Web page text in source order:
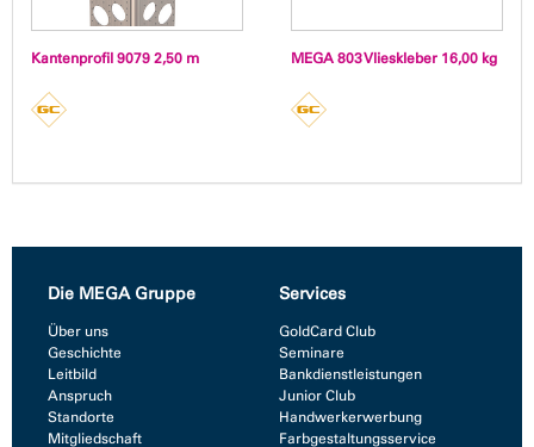
Kantenprofil 9079 2,50 m MEGA 803 Vlieskleber 16,00 kg
Die MEGA Gruppe
Über uns
Geschichte
Leitbild
Anspruch
Standorte
Mitgliedschaft
Services
GoldCard Club
Seminare
Bankdienstleistungen
Junior Club
Handwerkerwerbung
Farbgestaltungsservice